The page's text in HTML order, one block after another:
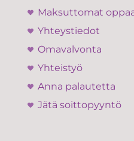
Maksuttomat
Yhteystiedot
Omavalvonta
Yhteistyö
Anna palautetta
Jätä soittopyyntö